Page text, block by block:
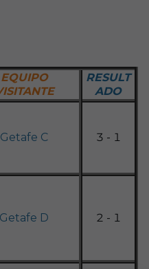
EQUIPO
RESULT
ADO
Getafe C 3 - 1
Getafe D 2 - 1